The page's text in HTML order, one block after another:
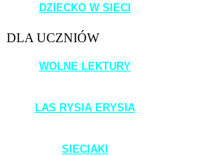
DZIECKO W SIECI
DLA UCZNIÓW
WOLNE LEKTURY
LAS RYSIA ERYSIA
SIECIAKI